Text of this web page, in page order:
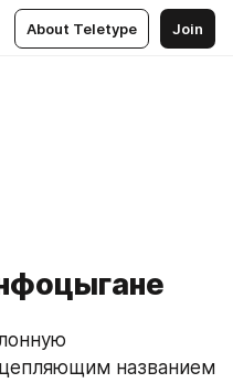
About Teletype Join